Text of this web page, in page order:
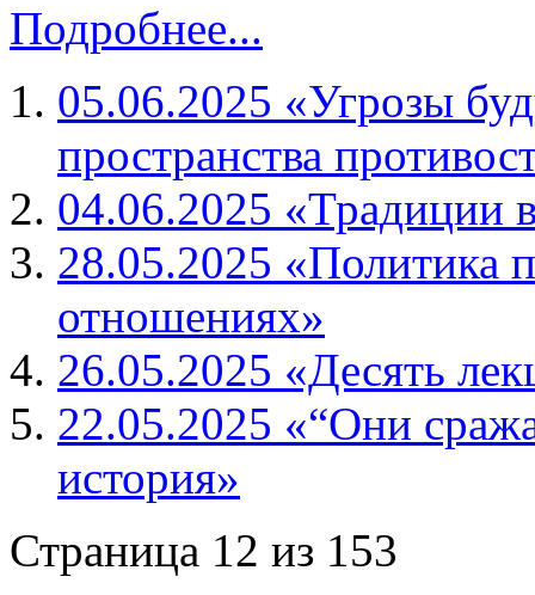
Подробнее...
05.06.2025 «Угрозы
пространства
04.06.2025 «Традиции
28.05.2025 «Политика
отношениях»
26.05.2025 «Десять
22.05.2025 «“Они
история»
Страница 12 из 153